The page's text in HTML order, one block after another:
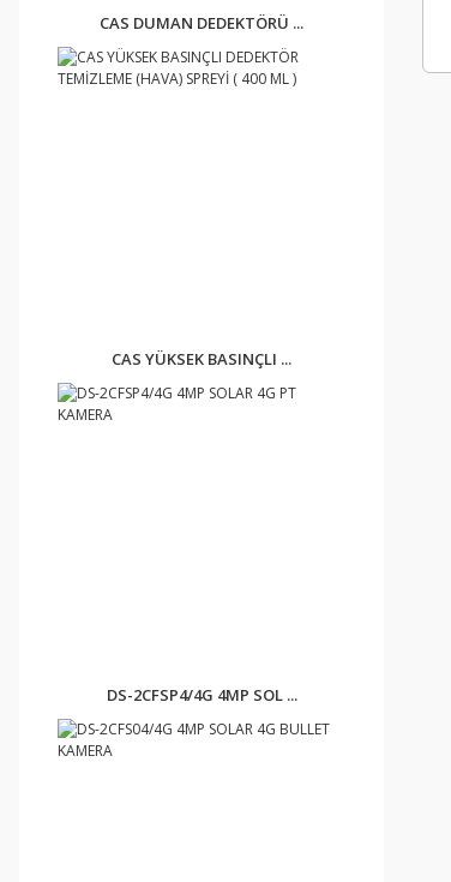
CAS DUMAN DEDEKTÖRÜ ...
CAS YÜKSEK BASINÇLI ...
DS-2CFSP4/4G 4MP SOL ...